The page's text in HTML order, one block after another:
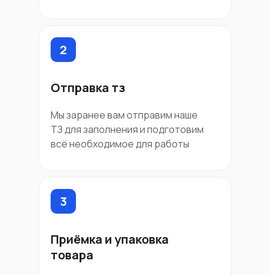
Приёмка и упаковка
товара
3
Отправка тз
Мы заранее вам отправим наше
ТЗ для заполнения и подготовим
всё необходимое для работы
2